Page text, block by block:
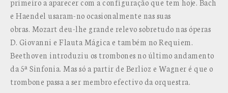
primeiro a aparecer com a configuração que tem hoje. Bach
e Haendel usaram-no ocasionalmente nas suas
obras. Mozart deu-lhe grande relevo sobretudo nas óperas
D. Giovanni e Flauta Mágica e também no Requiem.
Beethoven introduziu os trombones no último andamento
da 5ª Sinfonia. Mas só a partir de Berlioz e Wagner é que o
trombone passa a ser membro efectivo da orquestra.